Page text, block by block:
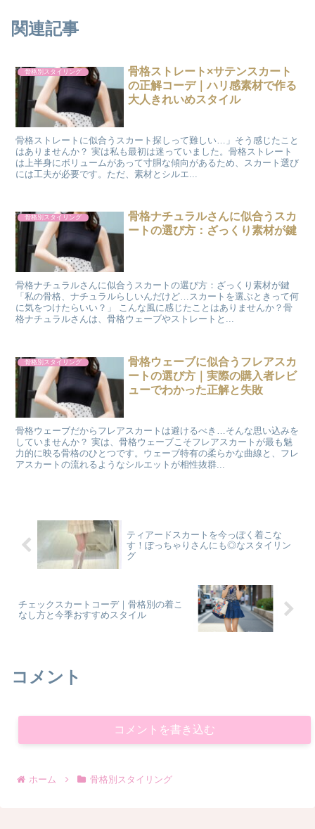
関連記事
骨格別スタイリング
骨格ストレート×サテンスカート
の正解コーデ｜ハリ感素材で作る
大人きれいめスタイル
骨格ストレートに似合うスカート探しって難しい…」そう感じたこと
はありませんか？ 実は私も最初は迷っていました。骨格ストレート
は上半身にボリュームがあって寸胴な傾向があるため、スカート選び
には工夫が必要です。ただ、素材とシルエ...
骨格別スタイリング
骨格ナチュラルさんに似合うスカ
ートの選び方：ざっくり素材が鍵
骨格ナチュラルさんに似合うスカートの選び方：ざっくり素材が鍵
「私の骨格、ナチュラルらしいんだけど…スカートを選ぶときって何
に気をつけたらいい？」 こんな風に感じたことはありませんか？骨
格ナチュラルさんは、骨格ウェーブやストレートと...
骨格別スタイリング
骨格ウェーブに似合うフレアスカ
ートの選び方｜実際の購入者レビ
ューでわかった正解と失敗
骨格ウェーブだからフレアスカートは避けるべき…そんな思い込みを
していませんか？ 実は、骨格ウェーブこそフレアスカートが最も魅
力的に映る骨格のひとつです。ウェーブ特有の柔らかな曲線と、フレ
アスカートの流れるようなシルエットが相性抜群...
ティアードスカートを今っぽく着こな
す！ぽっちゃりさんにも◎なスタイリン
グ
チェックスカートコーデ｜骨格別の着こ
なし方と今季おすすめスタイル
コメント
コメントを書き込む
ホーム 骨格別スタイリング